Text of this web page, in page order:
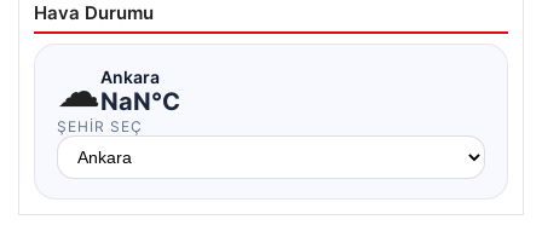
Hava Durumu
☁Ankara
NaN°C
ŞEHIR SEÇ